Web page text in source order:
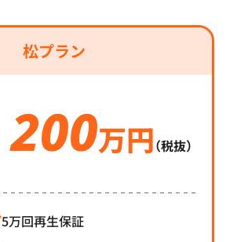
松プラン
200万円（税抜）
5万回再生保証